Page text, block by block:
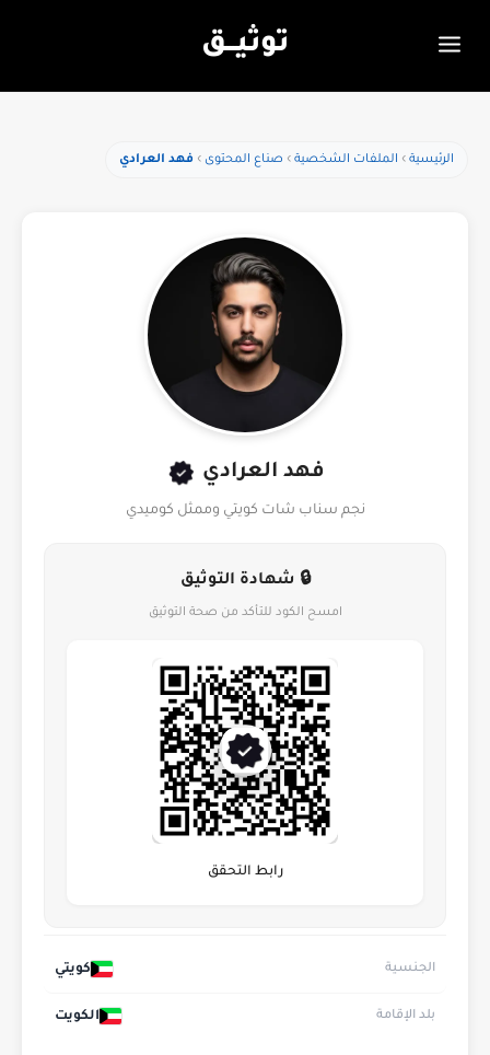
توثيـــق
الرئيسية الملفات الشخصية صناع المحتوى فهد العرادي
فهد العرادي
نجم سناب شات كويتي وممثل كوميدي
🔒 شهادة التوثيق
امسح الكود للتأكد من صحة التوثيق
رابط التحقق
الجنسية كويتي
بلد الإقامة الكويت